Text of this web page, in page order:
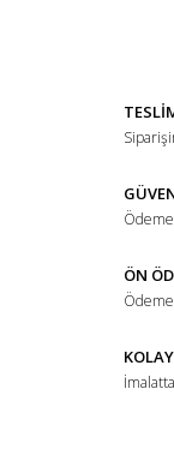
Ürün
Ürün fiyatı
Bu ürüne
ÖN